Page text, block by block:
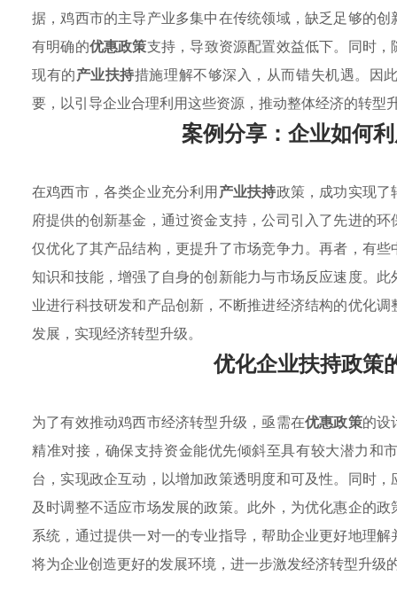
据，鸡西市的主导产业多集中在传统领域，缺乏足够的
有明确的优惠政策支持，导致资源配置效益低下。同时
现有的产业扶持措施理解不够深入，从而错失机遇。因
要，以引导企业合理利用这些资源，推动整体经济的转型
案例分享：企业如何
在鸡西市，各类企业充分利用产业扶持政策，成功实现
府提供的创新基金，通过资金支持，公司引入了先进的
仅优化了其产品结构，更提升了市场竞争力。再者，有
知识和技能，增强了自身的创新能力与市场反应速度。
业进行科技研发和产品创新，不断推进经济结构的优化
发展，实现经济转型升级。
优化企业扶持政策
为了有效推动鸡西市经济转型升级，亟需在优惠政策的设
精准对接，确保支持资金能优先倾斜至具有较大潜力和
台，实现政企互动，以增加政策透明度和可及性。同时
及时调整不适应市场发展的政策。此外，为优化惠企的
系统，通过提供一对一的专业指导，帮助企业更好地理解
将为企业创造更好的发展环境，进一步激发经济转型升级